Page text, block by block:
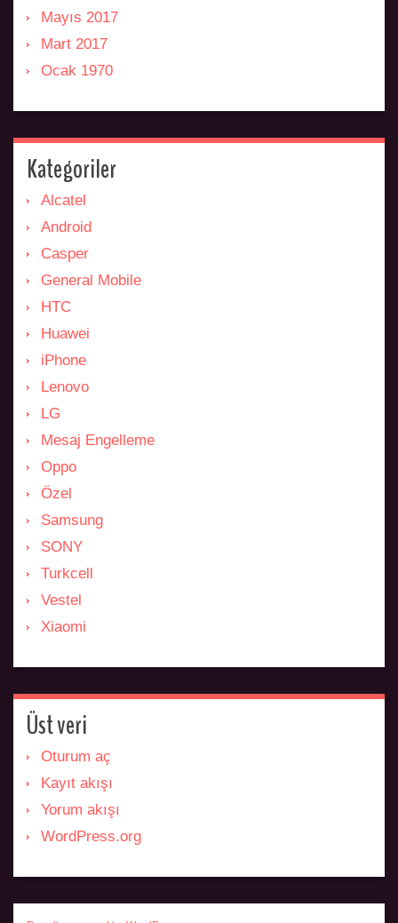
Mayıs 2017
Mart 2017
Ocak 1970
Kategoriler
Alcatel
Android
Casper
General Mobile
HTC
Huawei
iPhone
Lenovo
LG
Mesaj Engelleme
Oppo
Özel
Samsung
SONY
Turkcell
Vestel
Xiaomi
Üst veri
Oturum aç
Kayıt akışı
Yorum akışı
WordPress.org